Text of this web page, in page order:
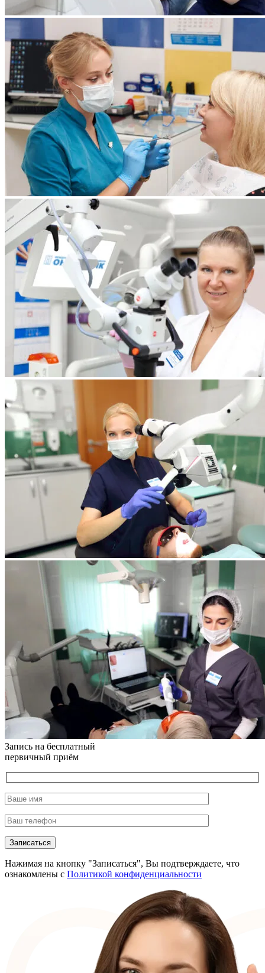
Запись на бесплатный
первичный приём
Нажимая на кнопку "Записаться", Вы подтверждаете, что
ознакомлены с Политикой конфиденциальности